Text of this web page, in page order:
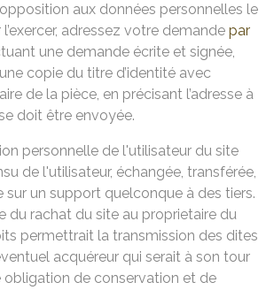
aux données personnelles le
adressez votre demande par
une demande écrite et signée,
copie du titre d’identité avec
de la pièce, en précisant l’adresse à
doit être envoyée.
personnelle de l'utilisateur du site
de l'utilisateur, échangée, transférée,
sur un support quelconque à des tiers.
du rachat du site au proprietaire du
permettrait la transmission des dites
acquéreur qui serait à son tour
obligation de conservation et de